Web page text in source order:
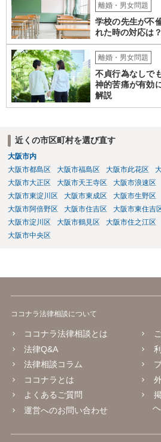
離婚・男女問題
学校の先生が不
れた時の対応は？
離婚・男女問題
不貞行為なしで
神的苦痛が有効
解説
近くの市区町村を選び直す
大阪市内
大阪市都島区
大阪市福島区 大阪市此花区
大阪市大正区
大阪市天王寺区 大阪市浪速区
大阪市東淀川区
大阪市東成区 大阪市生野区
大阪市阿倍野区
大阪市住吉区 大阪市東住吉
大阪市淀川区
大阪市鶴見区 大阪市住之江区
大阪市中央区
ココナラ法律相談について
ココナラ法律相談とは
法律Q&A
法律相談コラム
ココナラとは
よくあるご質問
運営へのお問い合わせ
へ